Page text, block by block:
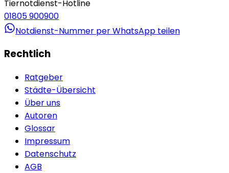
Tiernotdienst-Hotline
01805 900900
Notdienst-Nummer per WhatsApp teilen
Rechtlich
Ratgeber
Städte-Übersicht
Über uns
Autoren
Glossar
Impressum
Datenschutz
AGB